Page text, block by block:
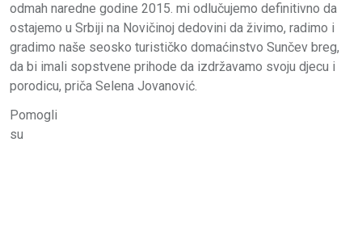
odmah naredne godine 2015. mi odlučujemo definitivno da
ostajemo u Srbiji na Novičinoj dedovini da živimo, radimo i
gradimo naše seosko turističko domaćinstvo Sunčev breg,
da bi imali sopstvene prihode da izdržavamo svoju djecu i
porodicu, priča Selena Jovanović.
Pomogli
su